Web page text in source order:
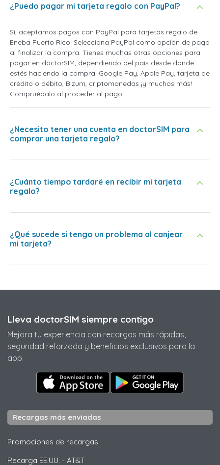
¿Puedo pagar mi tarjeta regalo con PayPal?
Sí, aceptamos pagos con PayPal para tarjetas regalo de
Eneba Puerto Rico. Selecciona PayPal como opción de pago
al finalizar la compra. Tienes muchas otras opciones para
pagar en doctorSIM, dependiendo del país desde donde
estés haciendo la compra: Google Pay, Apple Pay, tarjeta de
crédito o débito, Bizum, criptomonedas ¡y muchos más!
Compruébalo al proceder al pago.
¿Necesito tener una cuenta en doctorSIM para
comprar una tarjeta regalo?
¿Cuánto tiempo tardaré en recibir mi tarjeta
regalo?
¿Qué sucede si tengo un problema al canjear
mi tarjeta?
Lleva doctorSIM siempre contigo
Mejora tu experiencia con recargas más rápidas,
seguridad reforzada y beneficios exclusivos para la
app.
Recargas más enviadas
Promociones de recargas
Recarga EE.UU. - AT&T